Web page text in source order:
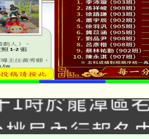
」8/29、30在
場!
1時於龍潭區
。局內行報名